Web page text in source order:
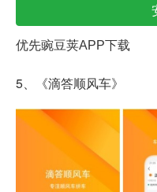
优先豌豆荚APP下载
5、《滴答顺风车》